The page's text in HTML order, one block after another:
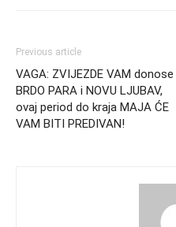
Previous article
VAGA: ZVIJEZDE VAM donose
BRDO PARA i NOVU LJUBAV,
ovaj period do kraja MAJA ĆE
VAM BITI PREDIVAN!